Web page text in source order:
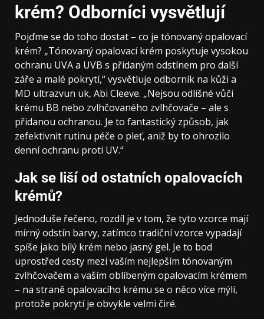
krém? Odborníci vysvětlují
Pojďme se do toho dostat – co je tónovaný opalovací
krém? „Tónovaný opalovací krém poskytuje vysokou
ochranu UVA a UVB s přidaným odstínem pro další
záře a malé pokrytí,“ vysvětluje odborník na kůži a
MD ultrazvun uk, Abi Cleeve. „Nejsou odlišné vůči
krému BB nebo zvlhčovaného zvlhčovače – ale s
přidanou ochranou. Je to fantastický způsob, jak
zefektivnit rutinu péče o pleť, aniž by to ohrozilo
denní ochranu proti UV.“
Jak se liší od ostatních opalovacích
krémů?
Jednoduše řečeno, rozdíl je v tom, že tyto vzorce mají
mírný odstín barvy, zatímco tradiční vzorce vypadají
spíše jako bílý krém nebo jasný gel. Je to bod
uprostřed cesty mezi vaším nejlepším tónovaným
zvlhčovačem a vaším oblíbeným opalovacím krémem
– na straně opalovacího krému se o něco více mýlí,
protože pokrytí je obvykle velmi čiré.